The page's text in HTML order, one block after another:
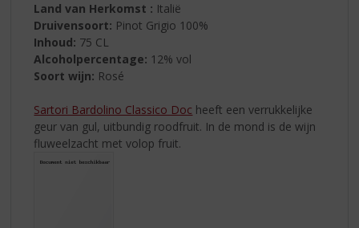
Land van Herkomst : Italië
Druivensoort: Pinot Grigio 100%
Inhoud: 75 CL
Alcoholpercentage: 12% vol
Soort wijn: Rosé
Sartori Bardolino Classico Doc heeft een verrukkelijke
geur van gul, uitbundig roodfruit. In de mond is de wijn
fluweelzacht met volop fruit.